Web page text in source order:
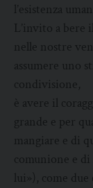
l’esistenza
L’invito a bere
nelle nostre
assumere uno
condivisione,
è avere il
grande e per
mangiare e di
comunione e
lui»), come